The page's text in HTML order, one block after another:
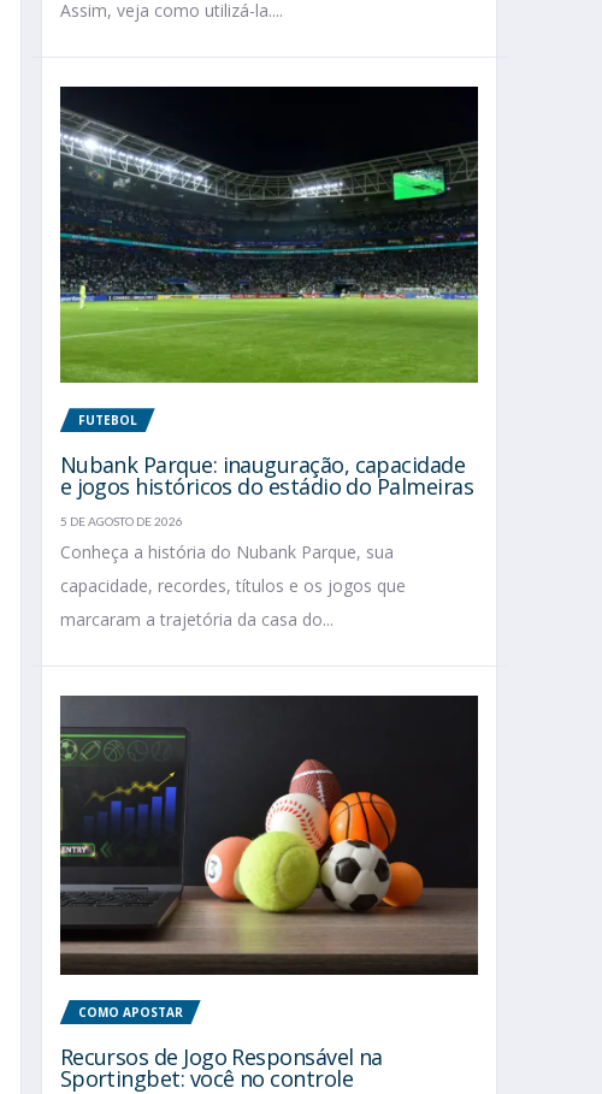
Assim, veja como utilizá-la....
FUTEBOL
Nubank Parque: inauguração, capacidade
e jogos históricos do estádio do Palmeiras
5 DE AGOSTO DE 2026
Conheça a história do Nubank Parque, sua
capacidade, recordes, títulos e os jogos que
marcaram a trajetória da casa do...
COMO APOSTAR
Recursos de Jogo Responsável na
Sportingbet: você no controle